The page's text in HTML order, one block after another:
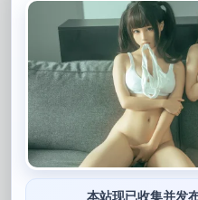
本站现已收集并发
恢弘大气,超越凡
一米八的大梨子是一位广
龙王造型是她体现自我价
驭可爱。完整地呈现了一
说，一米八的大梨子还拥